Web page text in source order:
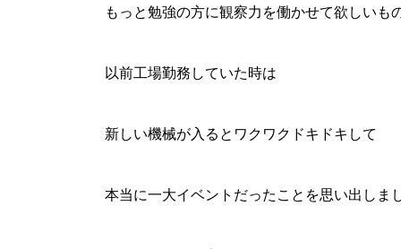
もっと勉強の方に観察力を働かせて欲しいも
以前工場勤務していた時は
新しい機械が入るとワクワクドキドキして
本当に一大イベントだったことを思い出しま